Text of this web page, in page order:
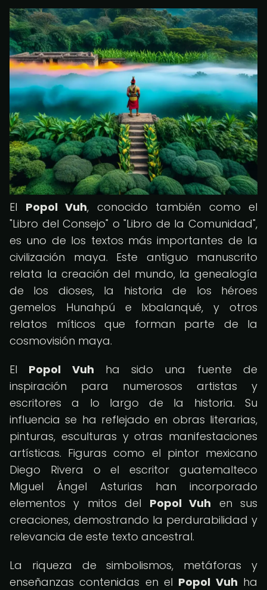
El Popol Vuh, conocido también como el
"Libro del Consejo" o "Libro de la Comunidad",
es uno de los textos más importantes de la
civilización maya. Este antiguo manuscrito
relata la creación del mundo, la genealogía
de los dioses, la historia de los héroes
gemelos Hunahpú e Ixbalanqué, y otros
relatos míticos que forman parte de la
cosmovisión maya.
El Popol Vuh ha sido una fuente de
inspiración para numerosos artistas y
escritores a lo largo de la historia. Su
influencia se ha reflejado en obras literarias,
pinturas, esculturas y otras manifestaciones
artísticas. Figuras como el pintor mexicano
Diego Rivera o el escritor guatemalteco
Miguel Ángel Asturias han incorporado
elementos y mitos del Popol Vuh en sus
creaciones, demostrando la perdurabilidad y
relevancia de este texto ancestral.
La riqueza de simbolismos, metáforas y
enseñanzas contenidas en el Popol Vuh ha